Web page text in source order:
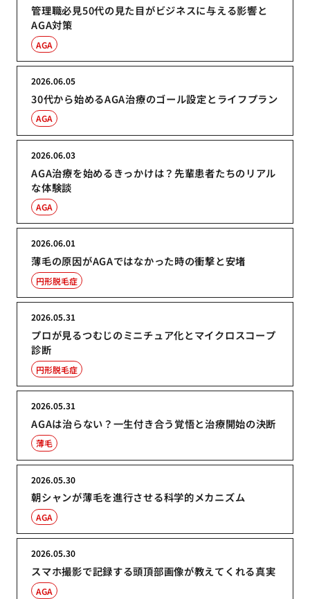
管理職必見50代の見た目がビジネスに与える影響と
AGA対策
AGA
30代から始めるAGA治療のゴール設定とライフプラン
2026.06.05
AGA
AGA治療を始めるきっかけは？先輩患者たちのリアル
な体験談
2026.06.03
AGA
薄毛の原因がAGAではなかった時の衝撃と安堵
2026.06.01
円形脱毛症
プロが見るつむじのミニチュア化とマイクロスコープ
診断
2026.05.31
円形脱毛症
AGAは治らない？一生付き合う覚悟と治療開始の決断
2026.05.31
薄毛
朝シャンが薄毛を進行させる科学的メカニズム
2026.05.30
AGA
スマホ撮影で記録する頭頂部画像が教えてくれる真実
2026.05.30
AGA